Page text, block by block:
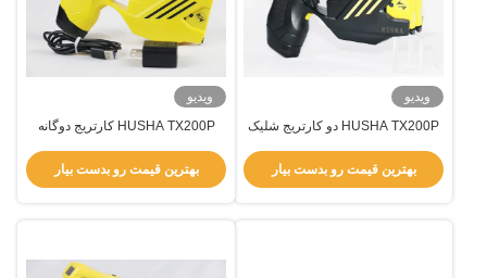
ویدیو
HUSHA TX200P دو کارتریج شلیک
55±5KV برای دفاع تاکتیکی
بهترین قیمت رو بدست بیار
ویدیو
HUSHA TX200P کارتریج دوگانه
کننده با درجه IP57 ضد آب
بهترین قیمت رو بدست بیار